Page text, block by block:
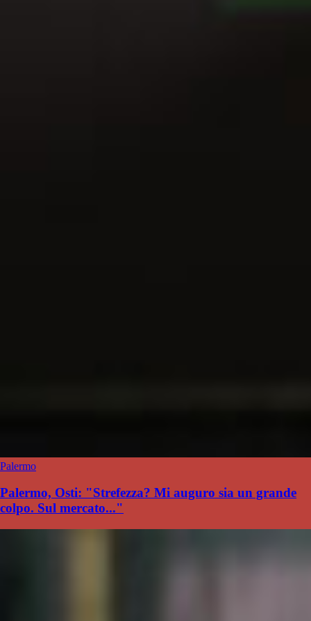
Palermo
Palermo, Osti: "Strefezza? Mi auguro sia un grande
colpo. Sul mercato..."